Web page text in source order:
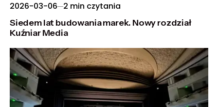
2026-03-06 2 min czytania
Siedem lat budowania marek. Nowy rozdział
Kuźniar Media